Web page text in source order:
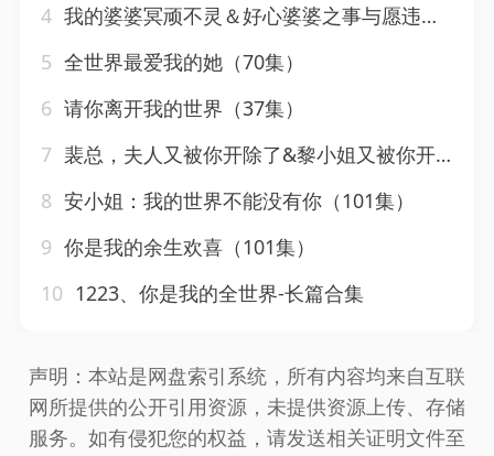
4 我的婆婆冥顽不灵＆好心婆婆之事与愿违（60集）韩琪
5 全世界最爱我的她（70集）
6 请你离开我的世界（37集）
7 裴总，夫人又被你开除了&黎小姐又被你开除了&她是我的欢喜冤家（60集）
8 安小姐：我的世界不能没有你（101集）
9 你是我的余生欢喜（101集）
10 1223、你是我的全世界-长篇合集
声明：本站是网盘索引系统，所有内容均来自互联
网所提供的公开引用资源，未提供资源上传、存储
服务。如有侵犯您的权益，请发送相关证明文件至